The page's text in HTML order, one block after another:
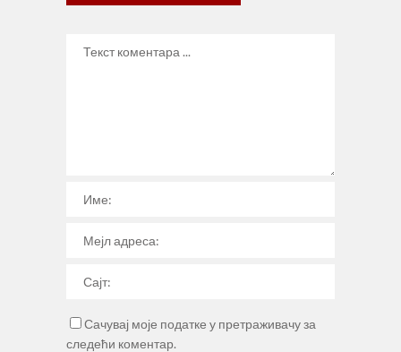
Сачувај моје податке у претраживачу за
следећи коментар.